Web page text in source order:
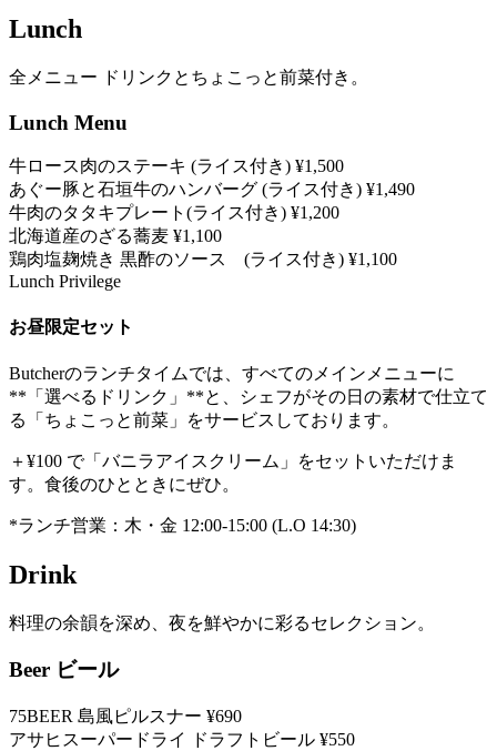
Lunch
全メニュー ドリンクとちょこっと前菜付き。
Lunch Menu
牛ロース肉のステーキ (ライス付き) ¥1,500
あぐー豚と石垣牛のハンバーグ (ライス付き) ¥1,490
牛肉のタタキプレート(ライス付き) ¥1,200
北海道産のざる蕎麦 ¥1,100
鶏肉塩麹焼き 黒酢のソース (ライス付き) ¥1,100
Lunch Privilege
お昼限定セット
Butcherのランチタイムでは、すべてのメインメニューに
**「選べるドリンク」**と、シェフがその日の素材で仕立て
る「ちょこっと前菜」をサービスしております。
＋¥100 で「バニラアイスクリーム」をセットいただけま
す。食後のひとときにぜひ。
*ランチ営業：木・金 12:00-15:00 (L.O 14:30)
Drink
料理の余韻を深め、夜を鮮やかに彩るセレクション。
Beer ビール
75BEER 島風ピルスナー ¥690
アサヒスーパードライ ドラフトビール ¥550